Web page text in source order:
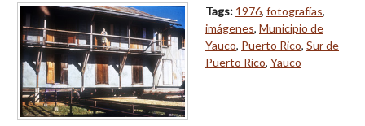
Tags: 1976, fotografías,
imágenes, Municipio de
Yauco, Puerto Rico, Sur de
Puerto Rico, Yauco